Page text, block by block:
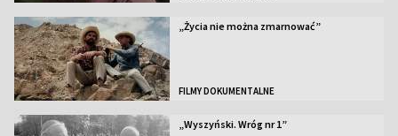
„Życia nie można zmarnować”
FILMY DOKUMENTALNE
„Wyszyński. Wróg nr 1”